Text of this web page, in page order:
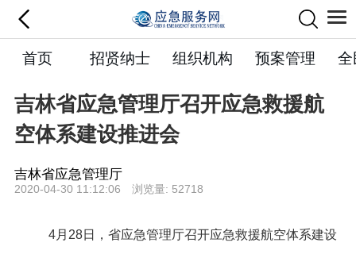
首页 招贤纳士 组织机构 预案管理
吉林省应急管理厅召开应急救援航
空体系建设推进会
吉林省应急管理厅
2020-04-30 11:12:06 浏览量: 52718
4月28日，省应急管理厅召开应急救援航空体系建设